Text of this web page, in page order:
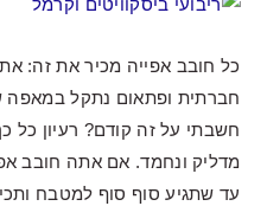
כל חובב אפייה מכיר את זה:
חברתית ופתאום נתקל במאפה
חשבתי על זה קודם? רעיון כל
מדליק ונחמד. אם אתה חובב
עד שתגיע סוף סוף למטבח